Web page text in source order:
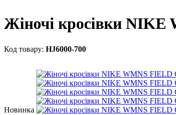
Жіночі кросівки
HJ6000-700
Новинка